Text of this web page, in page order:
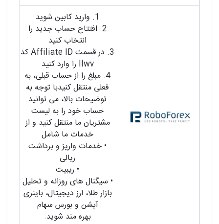
1. وارید کابین شوید
2. افتتاح حساب جدید را
انتخاب کنید
3. در قسمت Affiliate ID کد
llwv را وارد کنید
4. مبلغ را از حساب قبلی، به
فعلی منتقل کنیدبا توجه به
توضیحات بالا، می توانید
حساب خود را به لیست
مشتریان ما منتقل کنید و از
خدمات ما شامل
• خدمات واریز و برداشت
ریالی
• ریبیت
• سیگنال های روزانه و تحلیل
بازار طلا، ارز دیجیتال، باینری
آپشن و بورس سهام
بهره مند شوید.